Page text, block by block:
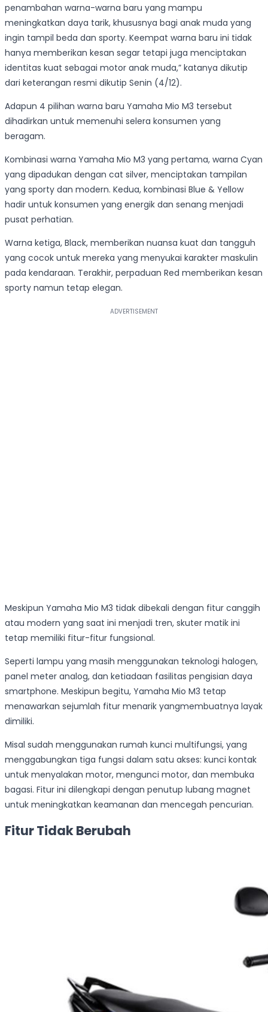
penambahan warna-warna baru yang mampu
meningkatkan daya tarik, khususnya bagi anak muda yang
ingin tampil beda dan sporty. Keempat warna baru ini tidak
hanya memberikan kesan segar tetapi juga menciptakan
identitas kuat sebagai motor anak muda,” katanya dikutip
dari keterangan resmi dikutip Senin (4/12).
Adapun 4 pilihan warna baru Yamaha Mio M3 tersebut
dihadirkan untuk memenuhi selera konsumen yang
beragam.
Kombinasi warna Yamaha Mio M3 yang pertama, warna Cyan
yang dipadukan dengan cat silver, menciptakan tampilan
yang sporty dan modern. Kedua, kombinasi Blue & Yellow
hadir untuk konsumen yang energik dan senang menjadi
pusat perhatian.
Warna ketiga, Black, memberikan nuansa kuat dan tangguh
yang cocok untuk mereka yang menyukai karakter maskulin
pada kendaraan. Terakhir, perpaduan Red memberikan kesan
sporty namun tetap elegan.
Meskipun Yamaha Mio M3 tidak dibekali dengan fitur canggih
atau modern yang saat ini menjadi tren, skuter matik ini
tetap memiliki fitur-fitur fungsional.
Seperti lampu yang masih menggunakan teknologi halogen,
panel meter analog, dan ketiadaan fasilitas pengisian daya
smartphone. Meskipun begitu, Yamaha Mio M3 tetap
menawarkan sejumlah fitur menarik yangmembuatnya layak
dimiliki.
Misal sudah menggunakan rumah kunci multifungsi, yang
menggabungkan tiga fungsi dalam satu akses: kunci kontak
untuk menyalakan motor, mengunci motor, dan membuka
bagasi. Fitur ini dilengkapi dengan penutup lubang magnet
untuk meningkatkan keamanan dan mencegah pencurian.
Fitur Tidak Berubah